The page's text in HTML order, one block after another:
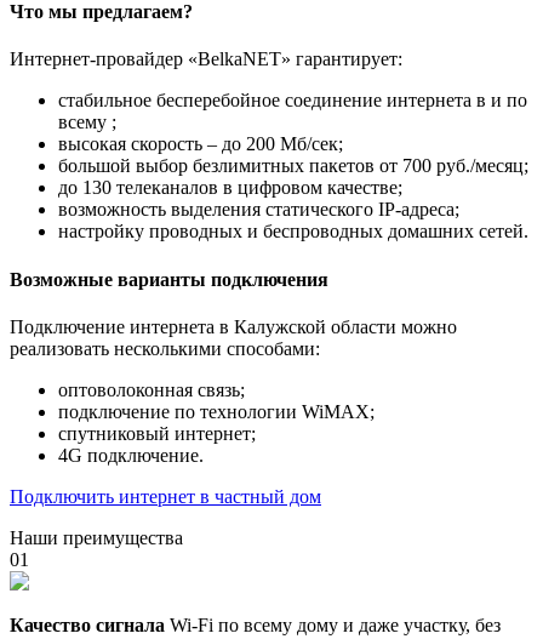
Что мы предлагаем?
Интернет-провайдер «BelkaNET» гарантирует:
стабильное бесперебойное соединение интернета в и по
всему ;
высокая скорость – до 200 Мб/сек;
большой выбор безлимитных пакетов от 700 руб./месяц;
до 130 телеканалов в цифровом качестве;
возможность выделения статического IP-адреса;
настройку проводных и беспроводных домашних сетей.
Возможные варианты подключения
Подключение интернета в Калужской области можно
реализовать несколькими способами:
оптоволоконная связь;
подключение по технологии WiMAX;
спутниковый интернет;
4G подключение.
Подключить интернет в частный дом
Наши преимущества
01
Качество сигнала Wi-Fi по всему дому и даже участку, без